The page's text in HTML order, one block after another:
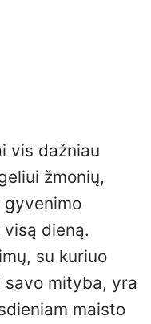
vis dažniau
žmonių,
gyvenimo
dieną.
su kuriuo
savo mityba, yra
maisto